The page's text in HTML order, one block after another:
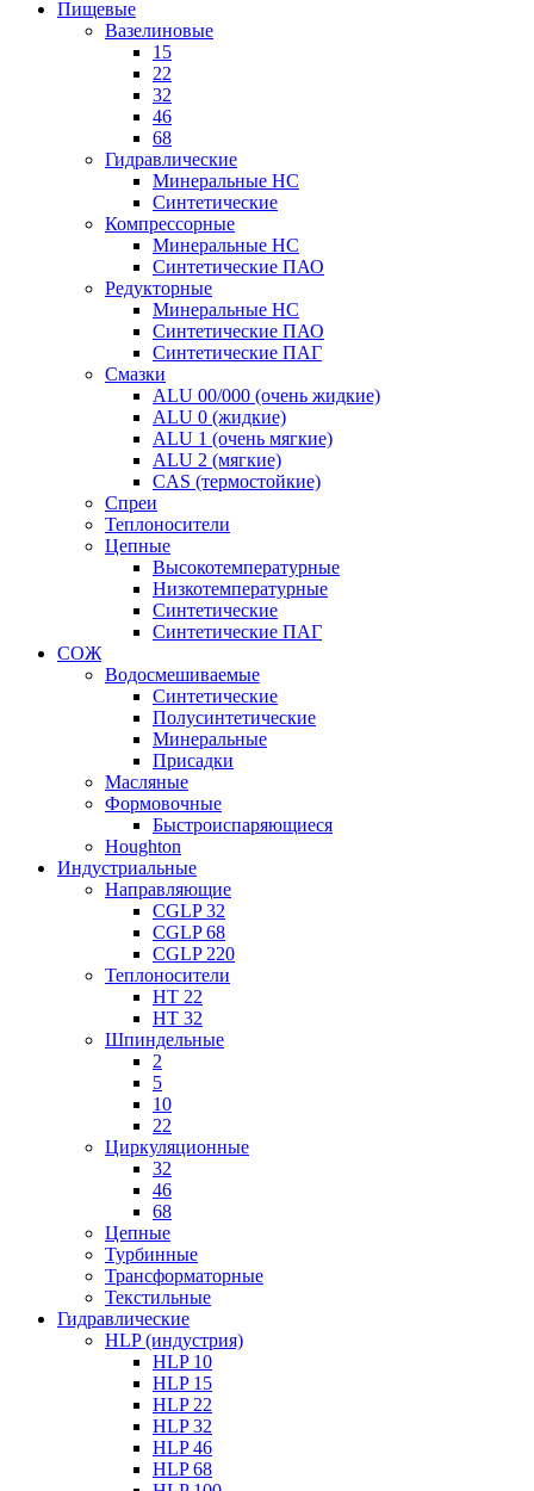
Пищевые
Вазелиновые
15
22
32
46
68
Гидравлические
Минеральные HC
Синтетические
Компрессорные
Минеральные HC
Синтетические ПАО
Редукторные
Минеральные HC
Синтетические ПАО
Синтетические ПАГ
Смазки
ALU 00/000 (очень жидкие)
ALU 0 (жидкие)
ALU 1 (очень мягкие)
ALU 2 (мягкие)
CAS (термостойкие)
Спреи
Теплоносители
Цепные
Высокотемпературные
Низкотемпературные
Синтетические
Синтетические ПАГ
СОЖ
Водосмешиваемые
Синтетические
Полусинтетические
Минеральные
Присадки
Масляные
Формовочные
Быстроиспаряющиеся
Houghton
Индустриальные
Направляющие
CGLP 32
CGLP 68
CGLP 220
Теплоносители
HT 22
HT 32
Шпиндельные
2
5
10
22
Циркуляционные
32
46
68
Цепные
Турбинные
Трансформаторные
Текстильные
Гидравлические
HLP (индустрия)
HLP 10
HLP 15
HLP 22
HLP 32
HLP 46
HLP 68